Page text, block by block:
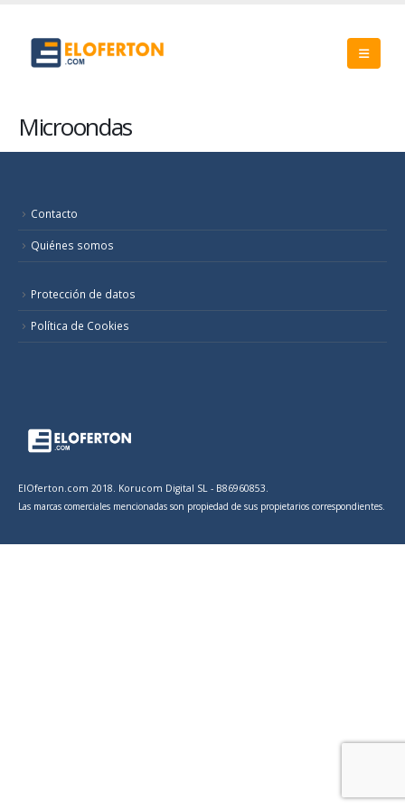
Microondas
Contacto
Quiénes somos
Protección de datos
Política de Cookies
ElOferton.com 2018. Korucom Digital SL - B86960853.
Las marcas comerciales mencionadas son propiedad de sus propietarios correspondientes.